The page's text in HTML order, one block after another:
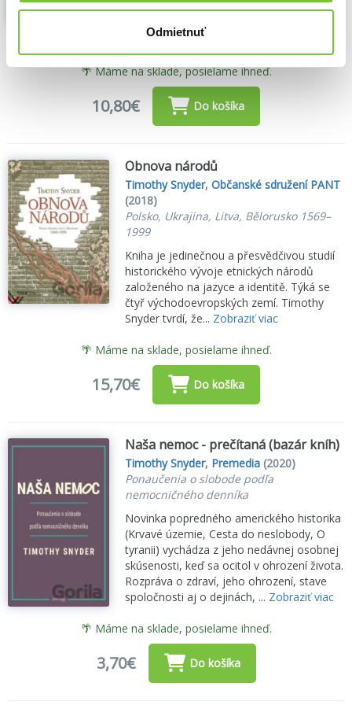
Odmietnuť
liberálnej demokracie je definitívne.
Pozorovatelia ohlásili koniec dejín, uverili v
mierovú...Zobraziť viac
🌴 Máme na sklade, posielame ihneď.
10,80€ Do košíka
Obnova národů
Timothy Snyder,Občanské sdružení PANT
(2018)
Polsko, Ukrajina, Litva, Bělorusko 1569–
1999
Kniha je jedinečnou a přesvědčivou studií
historického vývoje etnických národů
založeného na jazyce a identitě. Týká se
čtyř východoevropských zemí. Timothy
Snyder tvrdí, že... Zobraziť viac
🌴 Máme na sklade, posielame ihneď.
15,70€ Do košíka
Naša nemoc - prečítaná (bazár kníh)
Timothy Snyder, Premedia (2020)
Ponaučenia o slobode podľa
nemocničného denníka
Novinka popredného amerického historika
(Krvavé územie, Cesta do neslobody, O
tyranii) vychádza z jeho nedávnej osobnej
skúsenosti, keď sa ocitol v ohrození života.
Rozpráva o zdraví, jeho ohrození, stave
spoločnosti aj o dejinách, ... Zobraziť viac
🌴 Máme na sklade, posielame ihneď.
3,70€ Do košíka